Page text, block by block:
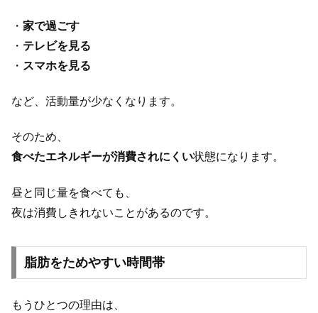
・ 家で過ごす
・ テレビを見る
・ スマホを見る
など、活動量が少なくなります。
そのため、
食べたエネルギーが消費されにくい状態になります。
昼と同じ量を食べても、
夜は消費しきれないことがあるのです。
脂肪をためやすい時間帯
もうひとつの理由は、